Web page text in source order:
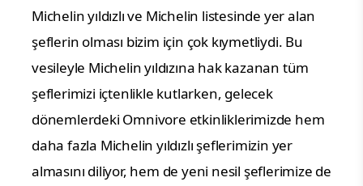
Michelin yıldızlı ve Michelin listesinde yer alan
şeflerin olması bizim için çok kıymetliydi. Bu
vesileyle Michelin yıldızına hak kazanan tüm
şeflerimizi içtenlikle kutlarken, gelecek
dönemlerdeki Omnivore etkinliklerimizde hem
daha fazla Michelin yıldızlı şeflerimizin yer
almasını diliyor, hem de yeni nesil şeflerimize de